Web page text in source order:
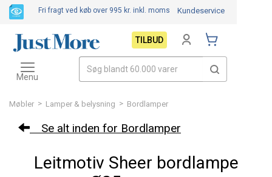
Møbler > Lamper & belysning > Bordlamper
Se alt inden for Bordlamper
Leitmotiv Sheer bordlampe
Fri fragt ved køb over 995 kr. inkl. moms Kundeservice
TILBUD
Toggle
navigation
Menu